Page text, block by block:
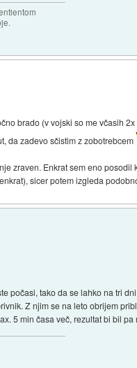
brado (v vojski so me včasih
da zadevo sčistim z zobotrebcem
zraven. Enkrat sem eno posodil
sicer potem izgleda
počasi, tako da se lahko na tri
Z njim se na leto obrijem
5 min časa več, rezultat bi bil